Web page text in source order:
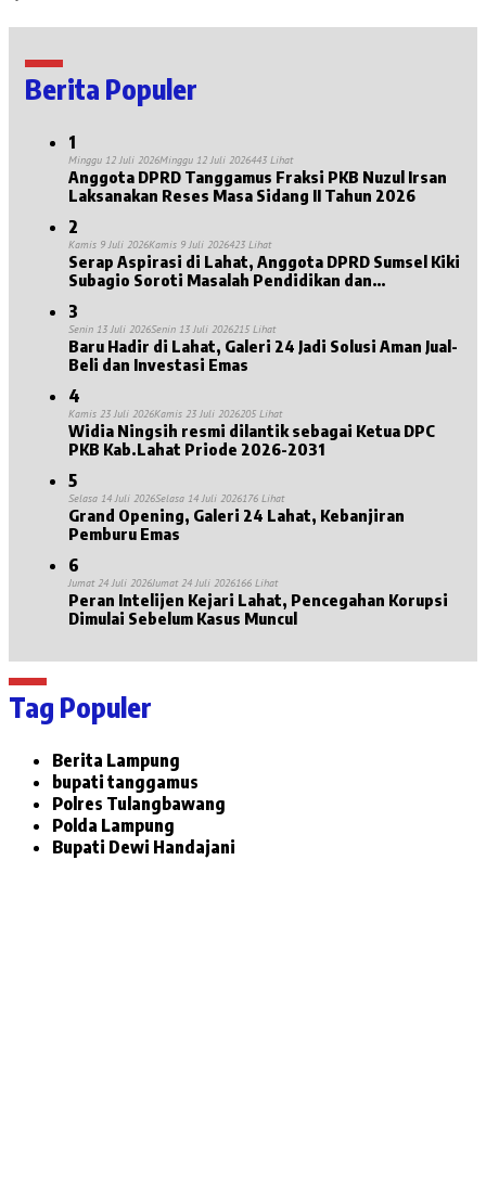
Berita Populer
1
Minggu 12 Juli 2026Minggu 12 Juli 2026443 Lihat
Anggota DPRD Tanggamus Fraksi PKB Nuzul Irsan
Laksanakan Reses Masa Sidang II Tahun 2026
2
Kamis 9 Juli 2026Kamis 9 Juli 2026423 Lihat
Serap Aspirasi di Lahat, Anggota DPRD Sumsel Kiki
Subagio Soroti Masalah Pendidikan dan
3
Senin 13 Juli 2026Senin 13 Juli 2026215 Lihat
Baru Hadir di Lahat, Galeri 24 Jadi Solusi Aman Jual-
Beli dan Investasi Emas
4
Kamis 23 Juli 2026Kamis 23 Juli 2026205 Lihat
Widia Ningsih resmi dilantik sebagai Ketua DPC
PKB Kab.Lahat Priode 2026-2031
5
Selasa 14 Juli 2026Selasa 14 Juli 2026176 Lihat
Grand Opening, Galeri 24 Lahat, Kebanjiran
Pemburu Emas
6
Jumat 24 Juli 2026Jumat 24 Juli 2026166 Lihat
Peran Intelijen Kejari Lahat, Pencegahan Korupsi
Dimulai Sebelum Kasus Muncul
Tag Populer
Berita Lampung
bupati tanggamus
Polres Tulangbawang
Polda Lampung
Bupati Dewi Handajani